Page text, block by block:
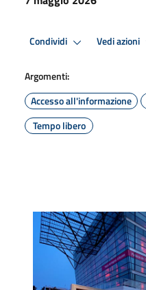
Condividi Vedi azioni
Argomenti:
Accesso all'informazione
Tempo libero